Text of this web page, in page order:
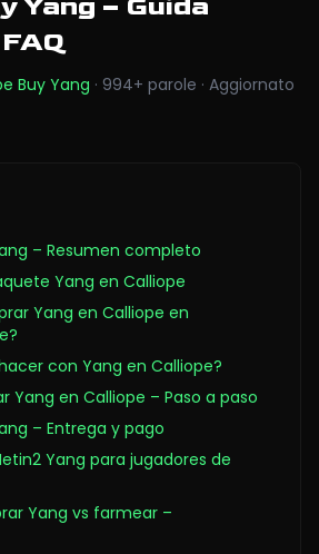
Buy Yang · 994+ parole · Aggiornato
– Resumen completo
Yang en Calliope
Yang en Calliope en
con Yang en Calliope?
Yang en Calliope – Paso a paso
– Entrega y pago
Yang para jugadores de
Yang vs farmear –